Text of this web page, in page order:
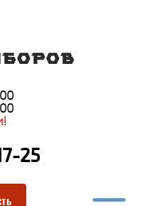
25